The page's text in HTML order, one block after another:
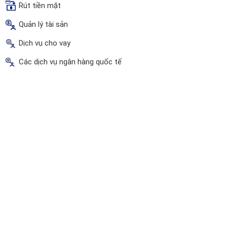
Rút tiền mặt
Quản lý tài sản
Dịch vụ cho vay
Các dịch vụ ngân hàng quốc tế